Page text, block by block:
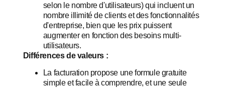
selon le nombre d'utilisateurs) qui incluent un
nombre illimité de clients et des fonctionnalités
d'entreprise, bien que les prix puissent
augmenter en fonction des besoins multi-
utilisateurs.
Différences de valeurs :
La facturation propose une formule gratuite
simple et facile à comprendre, et une seule